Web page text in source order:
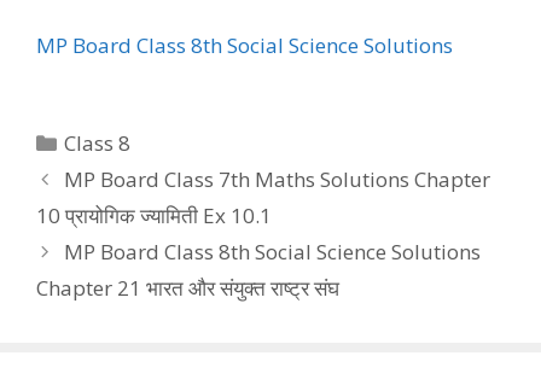
MP Board Class 8th Social Science Solutions
Categories
Class 8
MP Board Class 7th Maths Solutions Chapter
10 प्रायोगिक ज्यामिती Ex 10.1
MP Board Class 8th Social Science Solutions
Chapter 21 भारत और संयुक्त राष्ट्र संघ